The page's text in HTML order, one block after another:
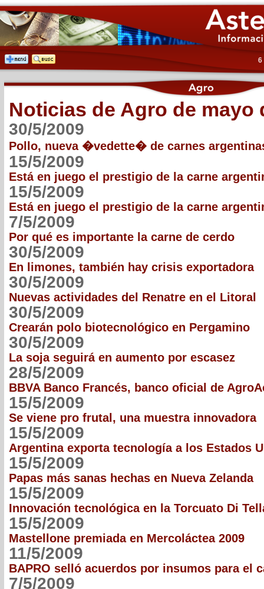
6
Noticias de Agro de mayo
30/5/2009
Pollo, nueva �vedette� de carnes
15/5/2009
Está en juego el prestigio de la carne
15/5/2009
Está en juego el prestigio de la carne
7/5/2009
Por qué es importante la carne de cerdo
30/5/2009
En limones, también hay crisis exportadora
30/5/2009
Nuevas actividades del Renatre en el Litoral
30/5/2009
Crearán polo biotecnológico en Pergamino
30/5/2009
La soja seguirá en aumento por escasez
28/5/2009
BBVA Banco Francés, banco oficial de
15/5/2009
Se viene pro frutal, una muestra innovadora
15/5/2009
Argentina exporta tecnología a los Estados
15/5/2009
Papas más sanas hechas en Nueva Zelanda
15/5/2009
Innovación tecnológica en la Torcuato Di
15/5/2009
Mastellone premiada en Mercoláctea 2009
11/5/2009
BAPRO selló acuerdos por insumos para el
7/5/2009